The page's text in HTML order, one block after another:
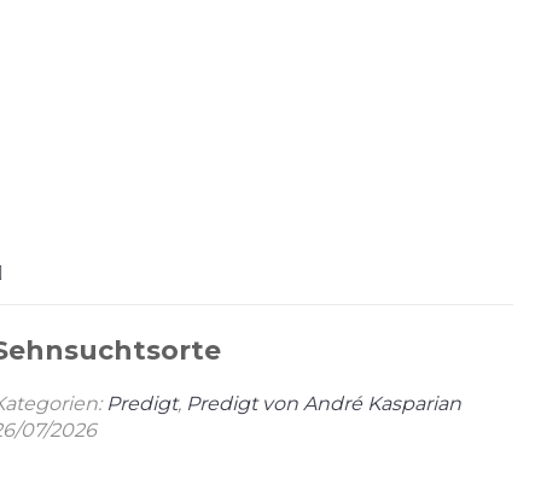
Predigt, Predigt von André Kasparian
07/2026